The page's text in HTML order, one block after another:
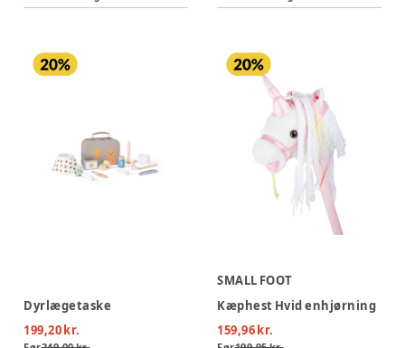
Dyrlægetaske
199,20 kr.
SMALL FOOT
Kæphest Hvid enhjørning
159,96 kr.